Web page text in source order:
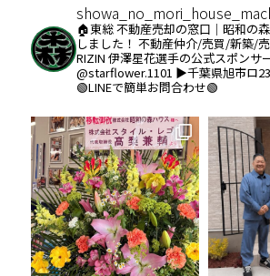
🏠東総 不動産売却の窓口｜昭和の
しました！ 不動産仲介/売買/新築/
RIZIN 伊澤星花選手の公式スポンサ
@starflower.1101 ▶︎千葉県旭市ロ
🟢LINEで簡単お問合わせ🟢